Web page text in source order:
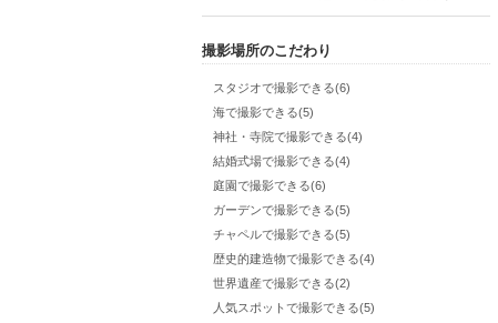
撮影場所のこだわり
スタジオで撮影できる(6)
海で撮影できる(5)
神社・寺院で撮影できる(4)
結婚式場で撮影できる(4)
庭園で撮影できる(6)
ガーデンで撮影できる(5)
チャペルで撮影できる(5)
歴史的建造物で撮影できる(4)
世界遺産で撮影できる(2)
人気スポットで撮影できる(5)